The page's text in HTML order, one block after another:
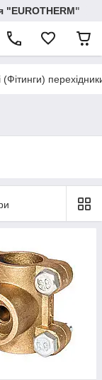
"EUROTHERM"
(Фітинги)